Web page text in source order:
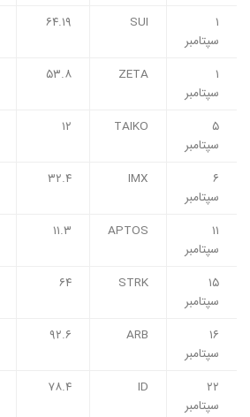
۱
سپتامبر
SUI ۶۴.۱۹
۱
سپتامبر
ZETA ۵۳.۸
۵
سپتامبر
TAIKO ۱۲
۶
سپتامبر
IMX ۳۲.۴
۱۱
سپتامبر
APTOS ۱۱.۳
۱۵
سپتامبر
STRK ۶۴
۱۶
سپتامبر
ARB ۹۲.۶
۲۲
سپتامبر
ID ۷۸.۴